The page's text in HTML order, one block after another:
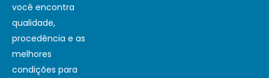
você encontra
qualidade,
procedência e as
melhores
condições para